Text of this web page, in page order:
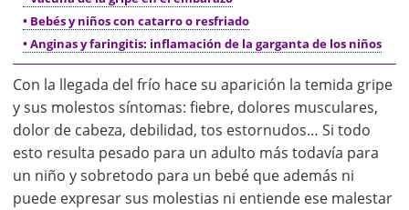
• Bebés y niños con catarro o resfriado
• Anginas y faringitis: inflamación de la garganta de los niños
Con la llegada del frío hace su aparición la temida gripe
y sus molestos síntomas: fiebre, dolores musculares,
dolor de cabeza, debilidad, tos estornudos… Si todo
esto resulta pesado para un adulto más todavía para
un niño y sobretodo para un bebé que además ni
puede expresar sus molestias ni entiende ese malestar